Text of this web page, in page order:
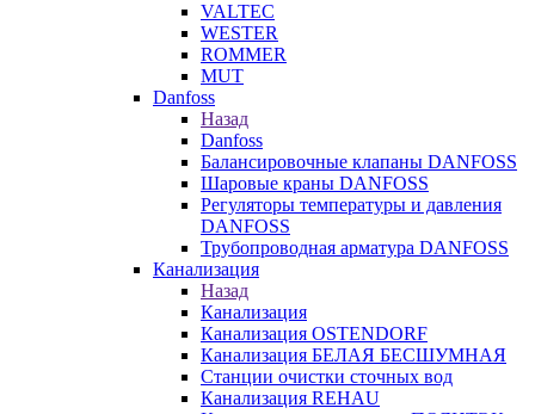
VALTEC
WESTER
ROMMER
MUT
Danfoss
Назад
Danfoss
Балансировочные клапаны DANFOSS
Шаровые краны DANFOSS
Регуляторы температуры и давления
DANFOSS
Трубопроводная арматура DANFOSS
Канализация
Назад
Канализация
Канализация OSTENDORF
Канализация БЕЛАЯ БЕСШУМНАЯ
Станции очистки сточных вод
Канализация REHAU